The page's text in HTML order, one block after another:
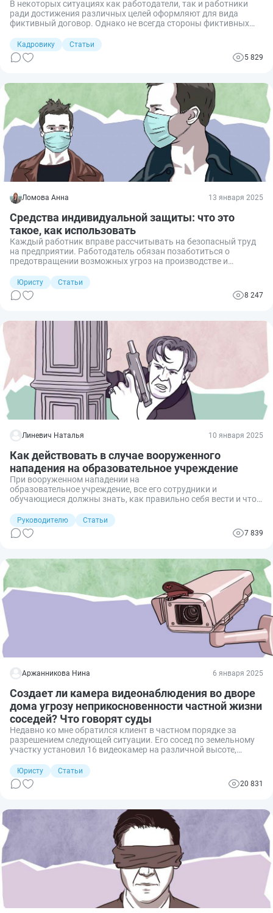
В некоторых ситуациях как работодатели, так и работники
ради достижения различных целей оформляют для вида
фиктивный договор. Однако не всегда стороны фиктивных
себе значительные риски, вплоть до уголовной
ответственности. Рассказываю.
Кадровику
Статьи
5 829
Ломова Анна 13 января 2025
Средства индивидуальной защиты: что это
такое, как использовать
Каждый работник вправе рассчитывать на безопасный труд
на предприятии. Работодатель обязан позаботиться о
предотвращении возможных угроз на производстве и
Чтобы правильно это сделать, необходимо разобраться, что
относится к СИЗ, какие требования к ним предъявляют,
какими правилами и типовыми нормами пользоваться.
Юристу
Статьи
8 247
Линевич Наталья 10 января 2025
Как действовать в случае вооруженного
нападения на образовательное учреждение
При вооруженном нападении на
образовательное учреждение, все его сотрудники и
обучающиеся должны знать, как правильно себя вести и что
сотрудники и учащиеся образовательного учреждения и
какие меры необходимо принять для обеспечения
безопасности персонала и обучающихся в различных
Руководителю
Статьи
7 839
Аржанникова Нина 6 января 2025
Создает ли камера видеонаблюдения во дворе
дома угрозу неприкосновенности частной жизни
соседей? Что говорят суды
Недавно ко мне обратился клиент в частном порядке за
разрешением следующей ситуации. Его сосед по земельному
участку установил 16 видеокамер на различной высоте,
Вопрос состоит в том, можно ли как-то юридически
обосновать требование о их демонтаже? Давайте
разбираться.
Юристу
Статьи
20 831